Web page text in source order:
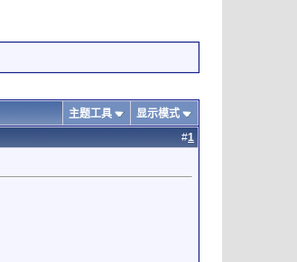
主题工具
显示模式
#1